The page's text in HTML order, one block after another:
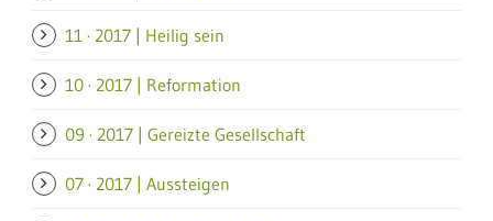
11 · 2017 | Heilig sein
10 · 2017 | Reformation
09 · 2017 | Gereizte Gesellschaft
07 · 2017 | Aussteigen